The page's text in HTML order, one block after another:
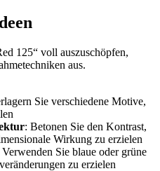
125“ voll auszuschöpfen,
aus.
Sie verschiedene Motive,
: Betonen Sie den Kontrast,
Wirkung zu erzielen
Verwenden Sie blaue oder grüne
zu erzielen